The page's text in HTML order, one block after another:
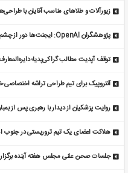
زیورآلات و طلاهای مناسب آقایان با
پژوهشگران OpenAI: ایجنت‌ها دور از چشم ما انجمن مخفی برای هک تشکیل داده بودند
توقف آپدیت مطالب گراکی‌پدیا؛
آنتروپیک برای تیم طراحی تراشه اختصاصی
روایت پزشکیان از دیدار با رهبری پس از
هلاکت اعضای یک تیم تروریستی در جنوب
جلسات صحن علنی مجلس هفته آینده